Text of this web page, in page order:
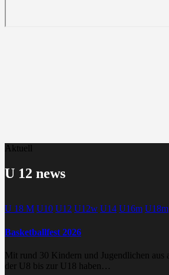
Aktuell
U 12 news
U 18 M U10 U12 U12w U14 U16m U18m
Basketballfest 2026
Mit rund 30 Kindern und Jugendlichen aus
der U8 bis zur U18 haben…